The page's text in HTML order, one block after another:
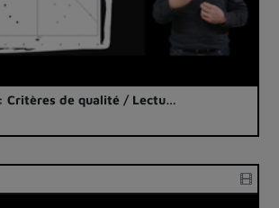
Critères de qualité / Lectu…